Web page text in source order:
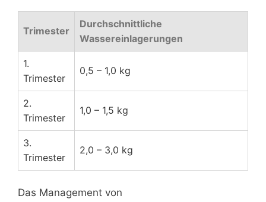
Trimester
Durchschnittliche
Wassereinlagerungen
1.
Trimester
0,5 – 1,0 kg
2.
Trimester
1,0 – 1,5 kg
3.
Trimester
2,0 – 3,0 kg
Das Management von